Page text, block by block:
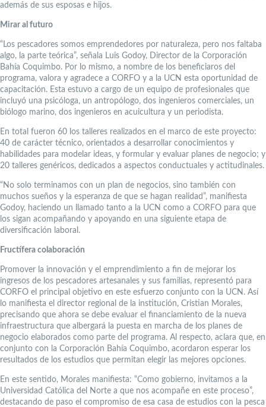
además de sus esposas e hijos.
Mirar al futuro
“Los pescadores somos emprendedores por naturaleza, pero nos faltaba
algo, la parte teórica”, señala Luis Godoy, Director de la Corporación
Bahía Coquimbo. Por lo mismo, a nombre de los beneficiaros del
programa, valora y agradece a CORFO y a la UCN esta oportunidad de
capacitación. Esta estuvo a cargo de un equipo de profesionales que
incluyó una psicóloga, un antropólogo, dos ingenieros comerciales, un
biólogo marino, dos ingenieros en acuicultura y un periodista.
En total fueron 60 los talleres realizados en el marco de este proyecto:
40 de carácter técnico, orientados a desarrollar conocimientos y
habilidades para modelar ideas, y formular y evaluar planes de negocio; y
20 talleres genéricos, dedicados a aspectos conductuales y actitudinales.
“No solo terminamos con un plan de negocios, sino también con
muchos sueños y la esperanza de que se hagan realidad”, manifiesta
Godoy, haciendo un llamado tanto a la UCN como a CORFO para que
los sigan acompañando y apoyando en una siguiente etapa de
diversificación laboral.
Fructífera colaboración
Promover la innovación y el emprendimiento a fin de mejorar los
ingresos de los pescadores artesanales y sus familias, representó para
CORFO el principal objetivo en este esfuerzo conjunto con la UCN. Así
lo manifiesta el director regional de la institución, Cristian Morales,
precisando que ahora se debe evaluar el financiamiento de la nueva
infraestructura que albergará la puesta en marcha de los planes de
negocio elaborados como parte del programa. Al respecto, aclara que, en
conjunto con la Corporación Bahía Coquimbo, acordaron esperar los
resultados de los estudios que permitan elegir las mejores opciones.
En este sentido, Morales manifiesta: “Como gobierno, invitamos a la
Universidad Católica del Norte a que nos acompañe en este proceso”,
destacando de paso el compromiso de esa casa de estudios con la pesca